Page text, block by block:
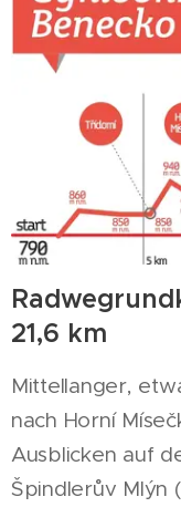
21,6 km
Mittellanger,
nach Horní
Ausblicken auf
Špindlerův Mlýn